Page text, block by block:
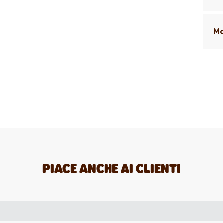
PIACE ANCHE AI CLIENTI